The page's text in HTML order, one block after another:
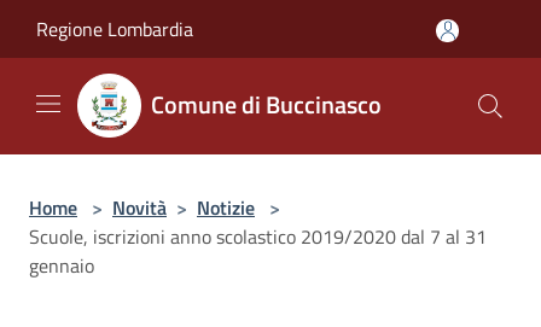
Regione Lombardia
Comune di Buccinasco
Home > Novità > Notizie >
Scuole, iscrizioni anno scolastico 2019/2020 dal 7 al 31
gennaio